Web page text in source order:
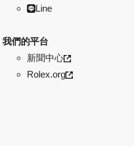
Line
我們的平台
新聞中心
Rolex.org